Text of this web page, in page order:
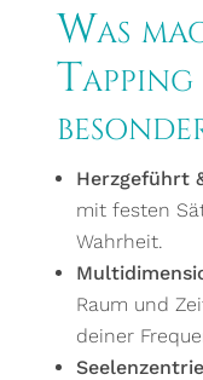
Was
Herzgeführt
mit festen
Wahrheit.
Raum und
deiner